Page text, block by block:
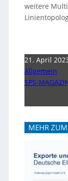
weitere
21. April
Allgemein
SPS-
MEHR